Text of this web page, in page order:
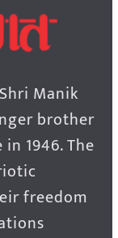
Manik
brother
1946. The
freedom